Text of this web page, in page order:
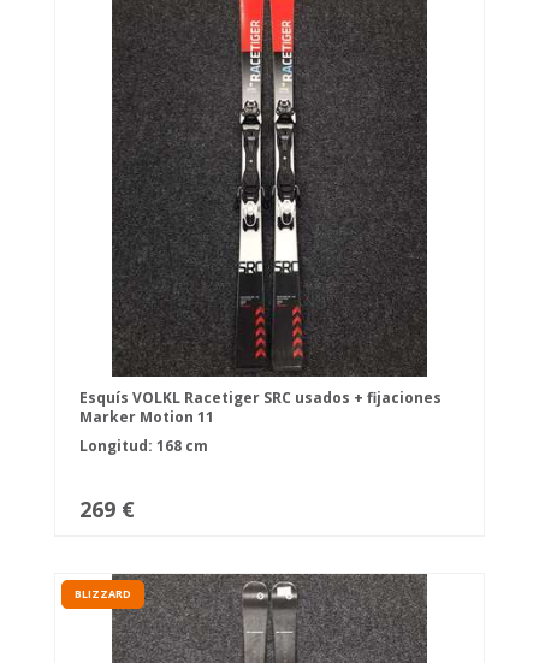
Esquís VOLKL Racetiger SRC usados + fijaciones
Marker Motion 11
Longitud: 168 cm
269 €
BLIZZARD